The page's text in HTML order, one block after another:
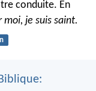
conduite. En
moi, je suis saint.